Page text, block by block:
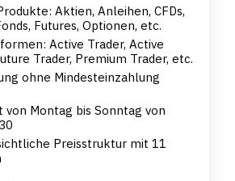
Aktien, Anleihen, CFDs,
Futures, Optionen, etc.
Active Trader, Active
Trader, Premium Trader, etc.
ohne Mindesteinzahlung
von Montag bis Sonntag von
Preisstruktur mit 11